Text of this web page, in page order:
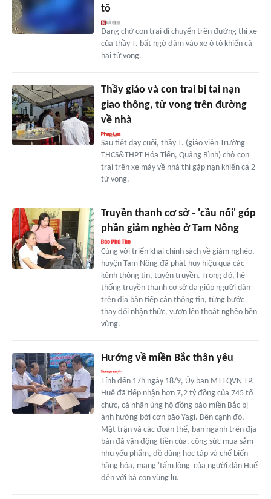
tô
Đang chở con trai di chuyển trên đường thì xe
của thầy T. bất ngờ đâm vào xe ô tô khiến cả
hai tử vong.
Thầy giáo và con trai bị tai nạn
giao thông, tử vong trên đường
về nhà
Sau tiết dạy cuối, thầy T. (giáo viên Trường
THCS&THPT Hóa Tiến, Quảng Bình) chở con
trai trên xe máy về nhà thì gặp nạn khiến cả 2
tử vong.
Truyền thanh cơ sở - 'cầu nối' góp
phần giảm nghèo ở Tam Nông
Cùng với triển khai chính sách về giảm nghèo,
huyện Tam Nông đã phát huy hiệu quả các
kênh thông tin, tuyên truyền. Trong đó, hệ
thống truyền thanh cơ sở đã giúp người dân
trên địa bàn tiếp cận thông tin, từng bước
thay đổi nhận thức, vươn lên thoát nghèo bền
vững.
Hướng về miền Bắc thân yêu
Tính đến 17h ngày 18/9, Ủy ban MTTQVN TP.
Huế đã tiếp nhận hơn 7,2 tỷ đồng của 745 tổ
chức, cá nhân ủng hộ đồng bào miền Bắc bị
ảnh hưởng bởi cơn bão Yagi. Bên cạnh đó,
Mặt trận và các đoàn thể, ban ngành trên địa
bàn đã vận động tiền của, công sức mua sắm
nhu yếu phẩm, đồ dùng học tập và chế biến
hàng hóa, mang 'tấm lòng' của người dân Huế
đến với bà con vùng lũ.